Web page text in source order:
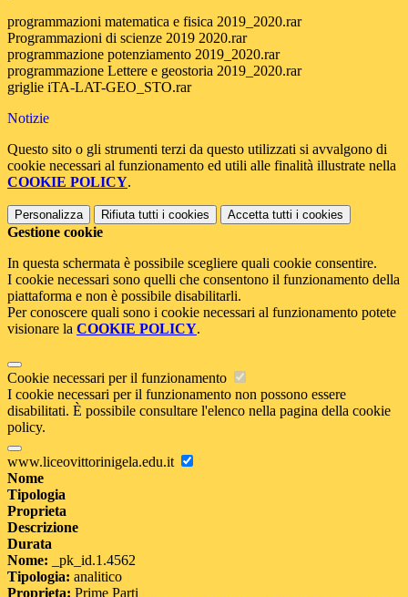
programmazioni matematica e fisica 2019_2020.rar
Programmazioni di scienze 2019 2020.rar
programmazione potenziamento 2019_2020.rar
programmazione Lettere e geostoria 2019_2020.rar
griglie iTA-LAT-GEO_STO.rar
Notizie
Questo sito o gli strumenti terzi da questo utilizzati si avvalgono di
cookie necessari al funzionamento ed utili alle finalità illustrate nella
COOKIE POLICY.
Personalizza Rifiuta tutti i cookies Accetta tutti i cookies
Gestione cookie
In questa schermata è possibile scegliere quali cookie consentire.
I cookie necessari sono quelli che consentono il funzionamento della
piattaforma e non è possibile disabilitarli.
Per conoscere quali sono i cookie necessari al funzionamento potete
visionare la COOKIE POLICY.
Cookie necessari per il funzionamento
I cookie necessari per il funzionamento non possono essere
disabilitati. È possibile consultare l'elenco nella pagina della cookie
policy.
www.liceovittorinigela.edu.it
Nome
Tipologia
Proprieta
Descrizione
Durata
Nome: _pk_id.1.4562
Tipologia: analitico
Proprieta: Prime Parti